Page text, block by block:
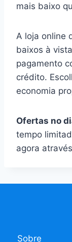
mais baixo
A loja online
baixos à
pagamento
crédito.
economia
Ofertas no
tempo
agora
Sobre